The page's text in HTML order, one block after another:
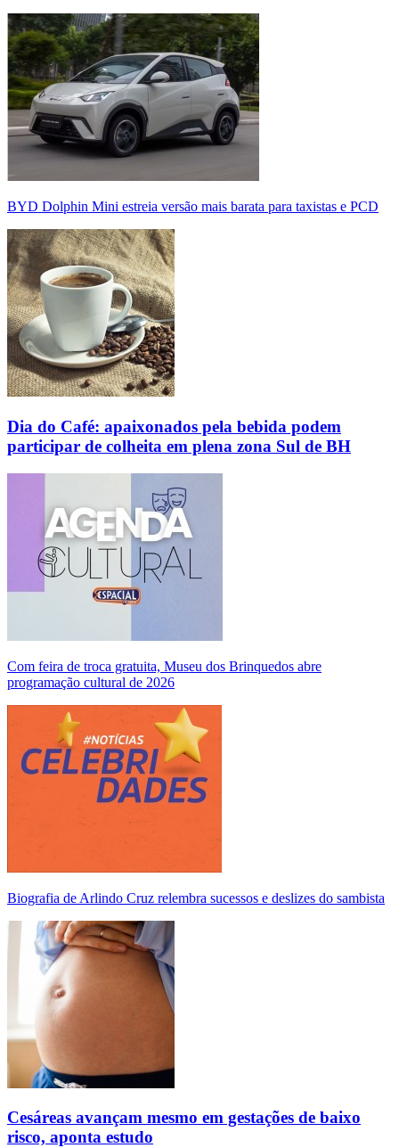
BYD Dolphin Mini estreia versão mais barata para taxistas e PCD
Dia do Café: apaixonados pela bebida podem
participar de colheita em plena zona Sul de BH
Com feira de troca gratuita, Museu dos Brinquedos abre
programação cultural de 2026
Biografia de Arlindo Cruz relembra sucessos e deslizes do sambista
Cesáreas avançam mesmo em gestações de baixo
risco, aponta estudo